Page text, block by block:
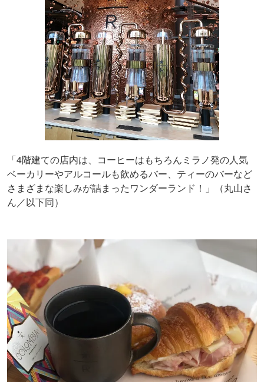
「4階建ての店内は、コーヒーはもちろんミラノ発の人気
ベーカリーやアルコールも飲めるバー、ティーのバーなど
さまざまな楽しみが詰まったワンダーランド！」（丸山さ
ん／以下同）